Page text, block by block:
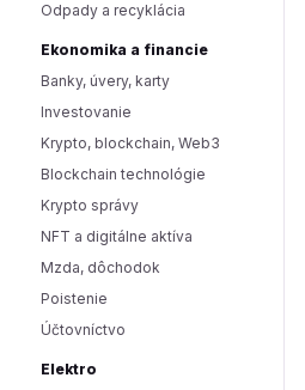
Odpady a recyklácia
Ekonomika a financie
Banky, úvery, karty
Investovanie
Krypto, blockchain, Web3
Blockchain technológie
Krypto správy
NFT a digitálne aktíva
Mzda, dôchodok
Poistenie
Účtovníctvo
Elektro